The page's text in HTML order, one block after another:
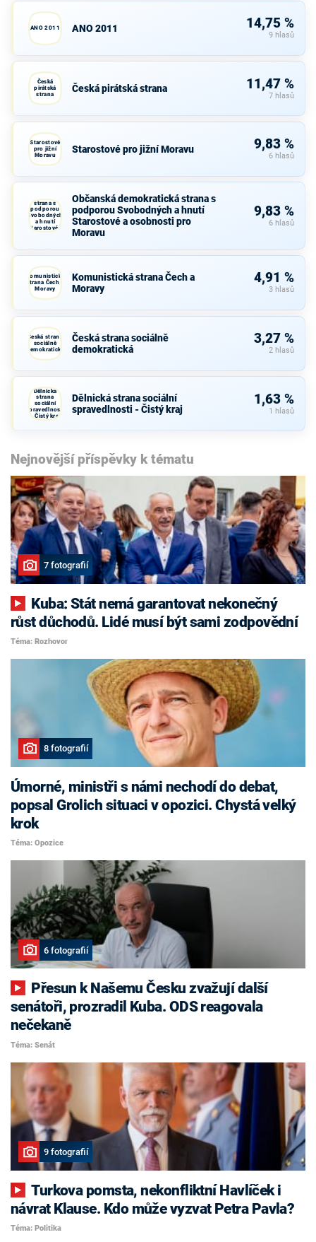
ANO 2011 ANO 2011 14,75 %
9 hlasů
Česká
pirátská
strana
Česká pirátská strana 11,47 %
7 hlasů
Starostové
pro jižní
Moravu
Starostové pro jižní Moravu 9,83 %
6 hlasů
strana s
podporou
Svobodných
a hnutí
Starostové a
osobnosti
Občanská demokratická strana s
podporou Svobodných a hnutí
Starostové a osobnosti pro
Moravu
9,83 %
6 hlasů
Komunistická
strana Čech a
Moravy
Komunistická strana Čech a
Moravy
4,91 %
3 hlasů
Česká strana
sociálně
demokratická
Česká strana sociálně
demokratická
3,27 %
2 hlasů
Dělnická
strana
sociální
spravedlnosti
- Čistý kraj
Dělnická strana sociální
spravedlnosti - Čistý kraj
1,63 %
1 hlasů
Nejnovější příspěvky k tématu
7 fotografií
růst důchodů. Lidé musí být sami zodpovědní
Téma: Rozhovor
8 fotografií
Úmorné, ministři s námi nechodí do debat,
popsal Grolich situaci v opozici. Chystá velký
krok
Téma: Opozice
6 fotografií
senátoři, prozradil Kuba. ODS reagovala
nečekaně
Téma: Senát
9 fotografií
Turkova pomsta, nekonfliktní Havlíček i
návrat Klause. Kdo může vyzvat Petra Pavla?
Téma: Politika